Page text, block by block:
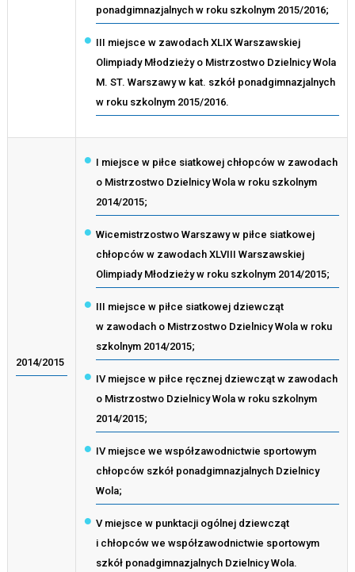
ponadgimnazjalnych w roku szkolnym 2015/2016;
III miejsce w zawodach XLIX Warszawskiej
Olimpiady Młodzieży o Mistrzostwo Dzielnicy Wola
M. ST. Warszawy w kat. szkół ponadgimnazjalnych
w roku szkolnym 2015/2016.
2014/2015
I miejsce w piłce siatkowej chłopców w zawodach
o Mistrzostwo Dzielnicy Wola w roku szkolnym
2014/2015;
Wicemistrzostwo Warszawy w piłce siatkowej
chłopców w zawodach XLVIII Warszawskiej
Olimpiady Młodzieży w roku szkolnym 2014/2015;
III miejsce w piłce siatkowej dziewcząt
w zawodach o Mistrzostwo Dzielnicy Wola w roku
szkolnym 2014/2015;
IV miejsce w piłce ręcznej dziewcząt w zawodach
o Mistrzostwo Dzielnicy Wola w roku szkolnym
2014/2015;
IV miejsce we współzawodnictwie sportowym
chłopców szkół ponadgimnazjalnych Dzielnicy
Wola;
V miejsce w punktacji ogólnej dziewcząt
i chłopców we współzawodnictwie sportowym
szkół ponadgimnazjalnych Dzielnicy Wola.